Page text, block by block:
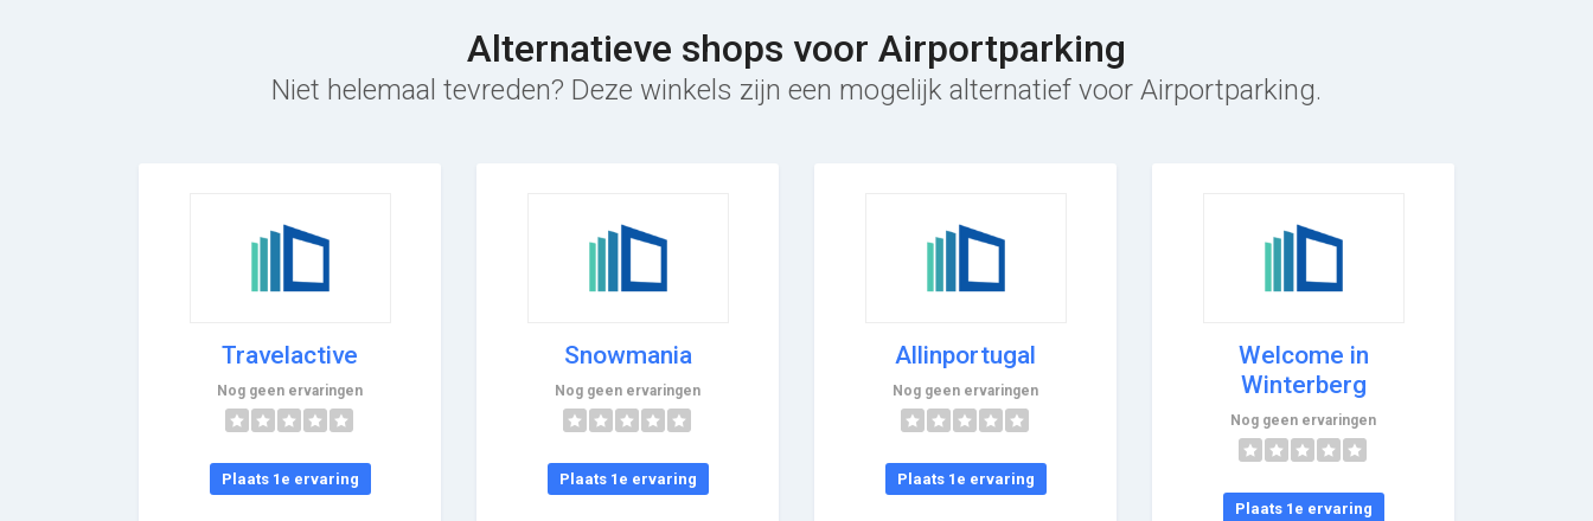
Alternatieve shops voor Airportparking
Niet helemaal tevreden? Deze winkels zijn een mogelijk alternatief voor Airportparking.
Travelactive
Nog geen ervaringen
Plaats 1e ervaring
Snowmania
Nog geen ervaringen
Plaats 1e ervaring
Allinportugal
Nog geen ervaringen
Plaats 1e ervaring
Welcome in
Winterberg
Nog geen ervaringen
Plaats 1e ervaring